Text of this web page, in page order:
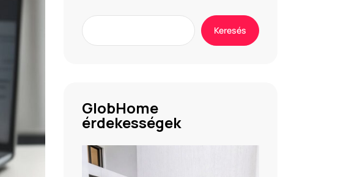
Keresés
GlobHome
érdekességek